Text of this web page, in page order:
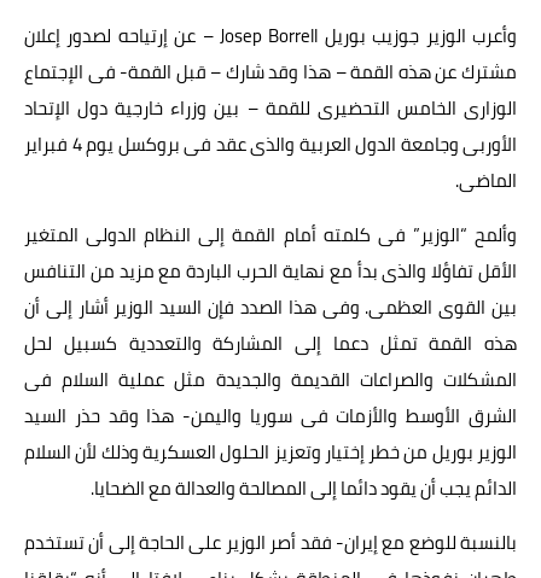
وأعرب الوزير جوزيب بوريل Josep Borrell – عن إرتياحه لصدور إعلان
مشترك عن هذه القمة – هذا وقد شارك – قبل القمة- فى الإجتماع
الوزارى الخامس التحضيرى للقمة – بين وزراء خارجية دول الإتحاد
الأوربى وجامعة الدول العربية والذى عقد فى بروكسل يوم 4 فبراير
الماضى.
وألمح “الوزير” فى كلمته أمام القمة إلى النظام الدولى المتغير
الأقل تفاؤلا والذى بدأ مع نهاية الحرب الباردة مع مزيد من التنافس
بين القوى العظمى. وفى هذا الصدد فإن السيد الوزير أشار إلى أن
هذه القمة تمثل دعما إلى المشاركة والتعددية كسبيل لحل
المشكلات والصراعات القديمة والجديدة مثل عملية السلام فى
الشرق الأوسط والأزمات فى سوريا واليمن- هذا وقد حذر السيد
الوزير بوريل من خطر إختيار وتعزيز الحلول العسكرية وذلك لأن السلام
الدائم يجب أن يقود دائما إلى المصالحة والعدالة مع الضحايا.
بالنسبة للوضع مع إيران- فقد أصر الوزير على الحاجة إلى أن تستخدم